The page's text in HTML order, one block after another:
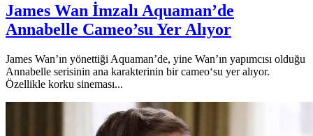
James Wan İmzalı Aquaman’de
Annabelle Cameo’su Yer Alıyor
James Wan’ın yönettiği Aquaman’de, yine Wan’ın yapımcısı olduğu
Annabelle serisinin ana karakterinin bir cameo‘su yer alıyor.
Özellikle korku sineması...